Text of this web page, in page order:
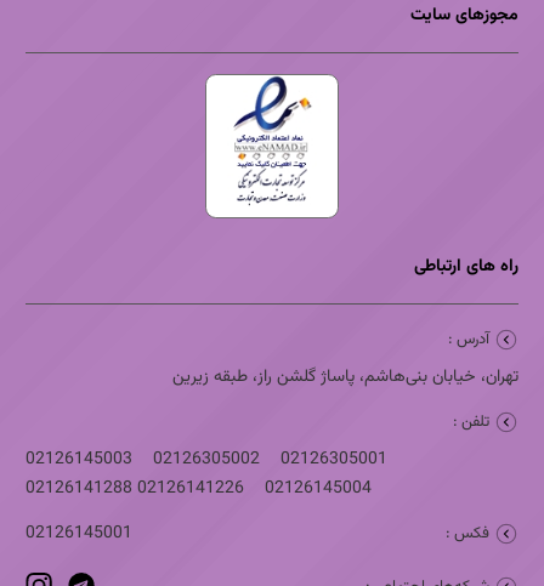
مجوزهای سایت
راه های ارتباطی
آدرس :
تهران، خیابان بنی‌هاشم، پاساژ گلشن راز، طبقه زیرین
تلفن :
02126305001
02126305002
02126145003
02126145004
02126141226
02126141288
فکس : 02126145001